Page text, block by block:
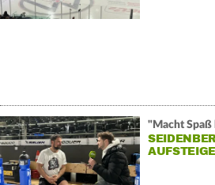
"Macht